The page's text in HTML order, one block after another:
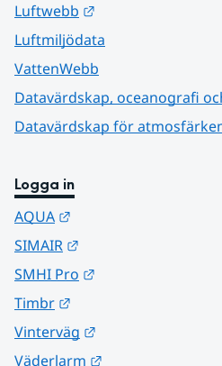
Luftwebb
Luftmiljödata
VattenWebb
Datavärdskap, oceanografi
Datavärdskap för
Logga in
AQUA
SIMAIR
SMHI Pro
Timbr
Vinterväg
Väderlarm